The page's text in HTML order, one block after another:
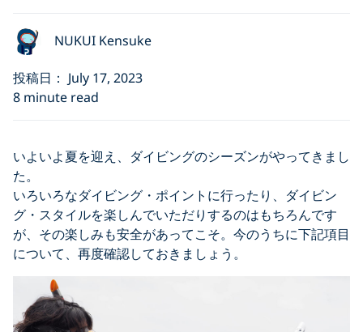
NUKUI Kensuke
投稿日： July 17, 2023
8 minute read
いよいよ夏を迎え、ダイビングのシーズンがやってきまし
た。
いろいろなダイビング・ポイントに行ったり、ダイビン
グ・スタイルを楽しんでいただりするのはもちろんです
が、その楽しみも安全があってこそ。今のうちに下記項目
について、再度確認しておきましょう。